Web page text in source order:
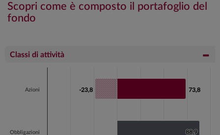
Scopri come è composto il portafoglio del
fondo
Classi di attività
Bar chart with 2 data series.
View as data table, Chart
The chart has 1 Y axis displaying values. Data ranges
-23,8
-23,8 73,8
73,8
88,9
88,9
Azioni
Obbligazioni